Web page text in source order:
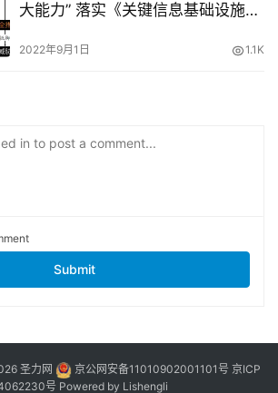
大能力” 落实《关键信息基础设施安
2022年9月1日 1.1K
in to post a comment...
Submit
圣力网 京公网安备11010902001101号 京ICP
号 Powered by Lishengli